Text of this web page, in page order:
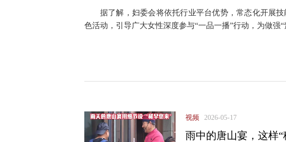
据了解，妇委会将依托行业平台优势，常态化开展
色活动，引导广大女性深度参与“一品一播”行动，为做强
视频 2026-05-17
雨中的唐山宴，这样“